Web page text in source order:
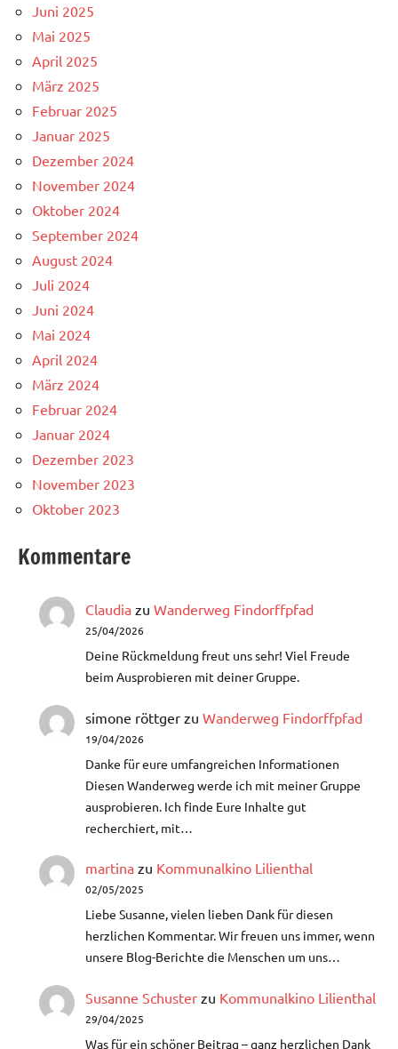
Juni 2025
Mai 2025
April 2025
März 2025
Februar 2025
Januar 2025
Dezember 2024
November 2024
Oktober 2024
September 2024
August 2024
Juli 2024
Juni 2024
Mai 2024
April 2024
März 2024
Februar 2024
Januar 2024
Dezember 2023
November 2023
Oktober 2023
Kommentare
Claudia zu Wanderweg Findorffpfad
25/04/2026
Deine Rückmeldung freut uns sehr! Viel Freude
beim Ausprobieren mit deiner Gruppe.
simone röttger zu Wanderweg Findorffpfad
19/04/2026
Danke für eure umfangreichen Informationen
Diesen Wanderweg werde ich mit meiner Gruppe
ausprobieren. Ich finde Eure Inhalte gut
recherchiert, mit…
martina zu Kommunalkino Lilienthal
02/05/2025
Liebe Susanne, vielen lieben Dank für diesen
herzlichen Kommentar. Wir freuen uns immer, wenn
unsere Blog-Berichte die Menschen um uns…
Susanne Schuster zu Kommunalkino Lilienthal
29/04/2025
Was für ein schöner Beitrag – ganz herzlichen Dank